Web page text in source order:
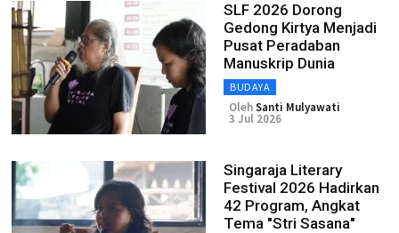
SLF 2026 Dorong
Gedong Kirtya Menjadi
Pusat Peradaban
Manuskrip Dunia
BUDAYA
OlehSanti Mulyawati
3 Jul 2026
Singaraja Literary
Festival 2026 Hadirkan
42 Program, Angkat
Tema "Stri Sasana"